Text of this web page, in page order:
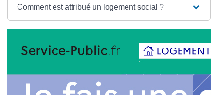
Comment est attribué un logement social ?